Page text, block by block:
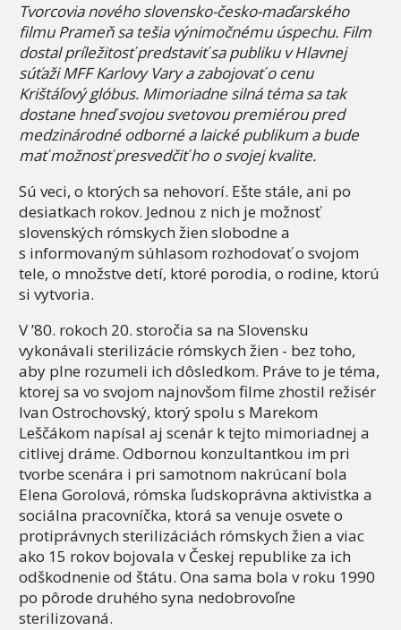
Tvorcovia nového slovensko-česko-maďarského
filmu Prameň sa tešia výnimočnému úspechu. Film
dostal príležitosť predstaviťsapubliku v Hlavnej
súťaži MFF Karlovy Vary a zabojovať o cenu
Krištáľový glóbus. Mimoriadne silná téma sa tak
dostane hneď svojou svetovou premiérou pred
medzinárodné odbornéa laicképublikum abude
mať možnosť presvedčiť ho o svojej kvalite.
Sú veci, o ktorých sa nehovorí. Ešte stále, ani po
desiatkach rokov. Jednou z nich je možnosť
slovenských rómskych žien slobodne a
s informovaným súhlasom rozhodovať o svojom
tele, o množstve detí, ktoré porodia, o rodine, ktorú
si vytvoria.
V ’80. rokoch 20. storočia sa na Slovensku
vykonávali sterilizácie rómskych žien - bez toho,
aby plne rozumeli ich dôsledkom. Práve to je téma,
ktorej sa vo svojom najnovšom filme zhostil režisér
Ivan Ostrochovský, ktorý spolu s Marekom
Leščákom napísal aj scenár k tejto mimoriadnej a
citlivej dráme. Odbornou konzultantkou im pri
tvorbe scenára i pri samotnom nakrúcaní bola
Elena Gorolová, rómska ľudskoprávna aktivistka a
sociálna pracovníčka, ktorá sa venuje osvete o
protiprávnych sterilizáciách rómskych žien a viac
ako 15 rokov bojovala v Českej republike za ich
odškodnenie od štátu. Ona sama bola v roku 1990
po pôrode druhého syna nedobrovoľne
sterilizovaná.